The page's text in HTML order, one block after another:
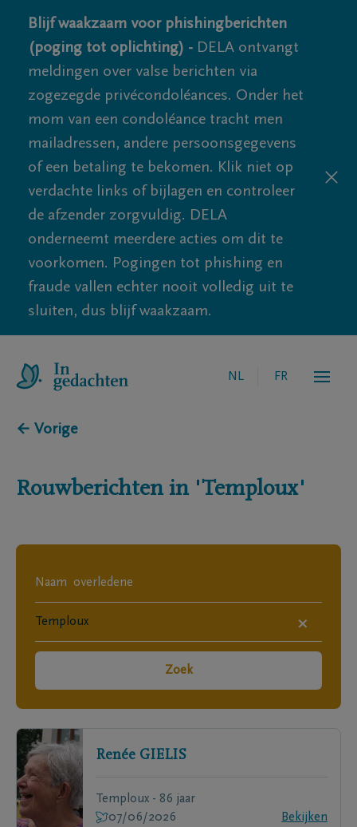
Blijf waakzaam voor phishingberichten
(poging tot oplichting) - DELA ontvangt
meldingen over valse berichten via
zogezegde privécondoléances. Onder het
mom van een condoléance tracht men
mailadressen, andere persoonsgegevens
of een betaling te bekomen. Klik niet op
verdachte links of bijlagen en controleer
de afzender zorgvuldig. DELA
onderneemt meerdere acties om dit te
voorkomen. Pogingen tot phishing en
fraude vallen echter nooit volledig uit te
sluiten, dus blijf waakzaam.
NL FR
← Vorige
Rouwberichten in 'Temploux'
×
Zoek
Renée GIELIS
Temploux - 86 jaar
07/06/2026
Bekijken